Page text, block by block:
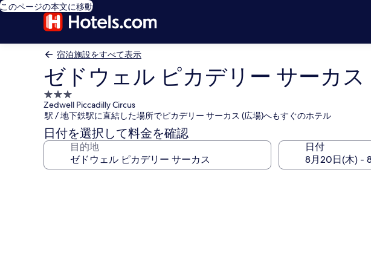
このページの本文に移動
宿泊施設をすべて表示
ゼドウェル ピカデリー サーカス
3.0
つ
星
宿
泊
Zedwell Piccadilly Circus
駅 / 地下鉄駅に直結した場所でピカデリー サーカス (広場)へもすぐのホテル
日付を選択して料金を確認
目的地 日付